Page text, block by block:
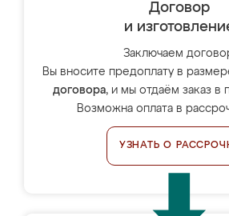
Договор
и
Заключаем
Вы вносите предоплату в
договора, и мы отдаём заказ в
Возможна оплата в
УЗНАТЬ О